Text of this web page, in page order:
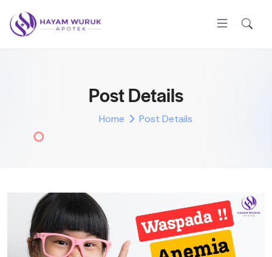
Post Details
Home Post Details